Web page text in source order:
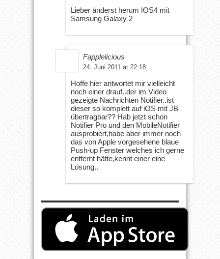
Lieber änderst herum IOS4 mit
Samsung Galaxy 2
Fapplelicious
24. Juni 2011 at 22:18
Hoffe hier antwortet mir vielleicht
noch einer drauf..der im Video
gezeigte Nachrichten Notifier..ist
dieser so komplett auf iOS mit JB
übertragbar?? Hab jetzt schon
Notifier Pro und den MobileNotifier
ausprobiert,habe aber immer noch
das von Apple vorgesehene blaue
Push-up Fenster welches ich gerne
entfernt hätte,kennt einer eine
Lösung..